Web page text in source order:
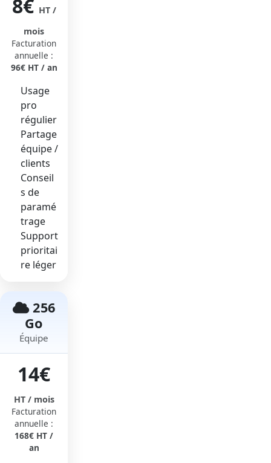
8€ HT /
mois
Facturation
annuelle :
96€ HT / an
Usage
pro
régulier
Partage
équipe /
clients
Conseil
s de
paramé
trage
Support
prioritai
re léger
256
Go
Équipe
14€
HT / mois
Facturation
annuelle :
168€ HT /
an